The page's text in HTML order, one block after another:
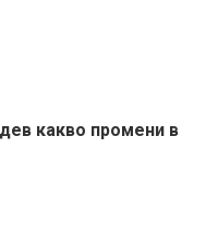
какво промени в